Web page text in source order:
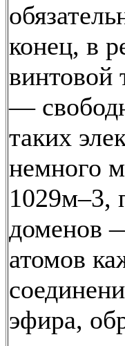
конец, в
винтовой
—
таких
немного
1029м–3,
доменов
атомов
эфира,